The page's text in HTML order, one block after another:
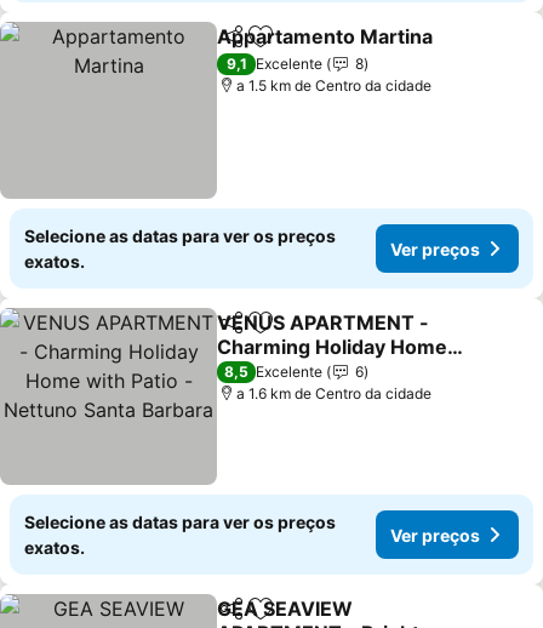
PartilharAdicionar aos favoritos
Appartamento Martina
9,1 Excelente
8
a 1.5 km de Centro da cidade
Selecione as datas para ver os preços
exatos.
Ver preços
PartilharAdicionar aos favoritos
VENUS APARTMENT -
Charming Holiday Home
with Patio - Nettuno
Santa Barbara
Ver preços
8,5 Excelente
6
a 1.6 km de Centro da cidade
Selecione as datas para ver os preços
exatos.
Ver preços
PartilharAdicionar aos favoritos
GEA SEAVIEW